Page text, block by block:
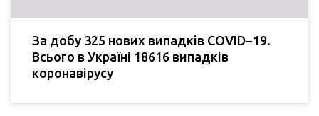
За добу 325 нових випадків COVID−19.
Всього в Україні 18616 випадків
коронавірусу